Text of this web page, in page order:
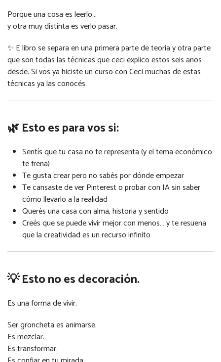
Porque una cosa es leerlo…
y otra muy distinta es verlo pasar.
✨ E libro se separa en una primera parte de teoria y otra parte
que son todas las técnicas que ceci explico estos seis anos
desde. Si vos ya hiciste un curso con Ceci muchas de estas
técnicas ya las conocés.
🌿 Esto es para vos si:
Sentís que tu casa no te representa (y el tema económico
te frena)
Te gusta crear pero no sabés por dónde empezar
Te cansaste de ver Pinterest o probar con IA sin saber
cómo llevarlo a la realidad
Querés una casa con alma, historia y sentido
Creés que se puede vivir mejor con menos… y te resuena
que la creatividad es un recurso infinito
💡 Esto no es decoración.
Es una forma de vivir.
Ser groncheta es animarse.
Es mezclar.
Es transformar.